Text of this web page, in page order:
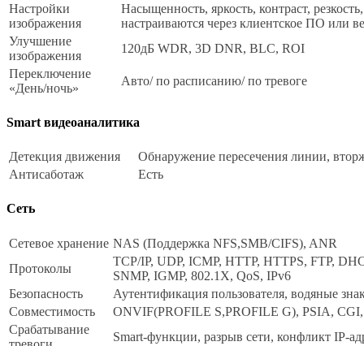
Настройки
изображения
Насыщенность, яркость, контраст,
настраиваются через клиентское ПО или
Улучшение
изображения
120дБ WDR, 3D DNR, BLC, ROI
Переключение
«День/ночь»
Авто/ по расписанию/ по тревоге
Smart видеоаналитика
Детекция движения
Обнаружение пересечения линии,
Антисаботаж
Есть
Сеть
Сетевое хранение NAS (Поддержка NFS,SMB/CIFS), ANR
Протоколы
TCP/IP, UDP, ICMP, HTTP, HTTPS, FTP,
SNMP, IGMP, 802.1X, QoS, IPv6
Безопасность
Аутентификация пользователя, водяные
Совместимость
ONVIF(PROFILE S,PROFILE G), PSIA,
Срабатывание
Smart-функции, разрыв сети, конфликт IP-